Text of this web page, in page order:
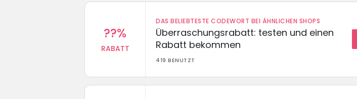
??%
RABATT
DAS BELIEBTESTE CODEWORT BEI ÄHNLICHEN SHOPS
Überraschungsrabatt: testen und einen
Rabatt bekommen
419 BENUTZT